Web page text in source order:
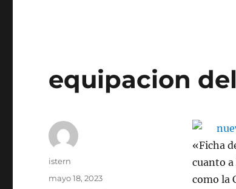
equipacion
«Ficha
cuanto
como la
Autor
istern
Publicado
mayo 18, 2023